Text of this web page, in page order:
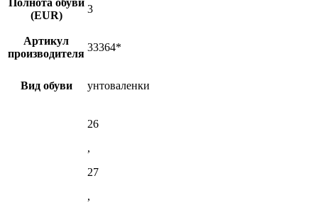
Полнота обуви
(EUR)
3
Артикул
производителя
33364*
Вид обуви унтоваленки
26
,
27
,